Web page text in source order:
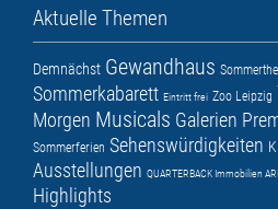
Aktuelle Themen
Demnächst Gewandhaus
Sommerkabarett Eintritt frei Zoo Leipzig
Morgen Musicals Galerien
Sommerferien Sehenswürdigkeiten
Ausstellungen QUARTERBACK Immobilien
Highlights